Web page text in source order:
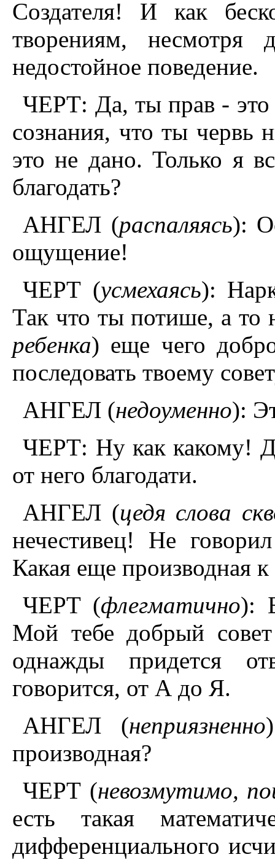
Создателя! И как
творениям,
недостойное поведение.
ЧЕРТ: Да, ты прав - это
сознания, что ты
это не дано. Только я
благодать?
АНГЕЛ (распаляясь):
ощущение!
ЧЕРТ (усмехаясь):
Так что ты потише, а то
ребенка) еще чего
последовать твоему
АНГЕЛ (недоуменно):
ЧЕРТ: Ну как какому!
от него благодати.
АНГЕЛ (цедя слова
нечестивец! Не
Какая еще производная
ЧЕРТ (флегматично):
Мой тебе добрый
однажды придется
говорится, от А до Я.
АНГЕЛ (неприязненно
производная?
ЧЕРТ (невозмутимо,
есть такая
дифференциального